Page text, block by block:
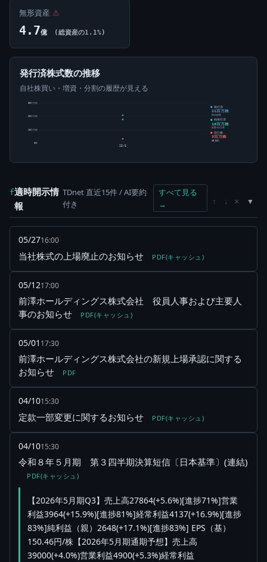
無形資産 ⚠
4.7億 (総資産の1.1%)
発行済株式数の推移
自社株買い・増資・分割の履歴が見える
0株
10百万株
20百万株
30百万株
25/5
発行済
21百万株
株式総数
純発行済
18百万株
総数-自己株
自己株
3百万株
15.34%
f適時開示情
報
TDnet 直近15件 / AI要約
付き
すべて見る
→
↑ ↓ ×
05/2716:00
当社株式の上場廃止のお知らせ PDF(キャッシュ)
05/1217:00
前澤ホールディングス株式会社 役員人事および主要人
事のお知らせ
PDF(キャッシュ)
05/01 17:30
前澤ホールディングス株式会社の新規上場承認に関する
お知らせ
PDF
04/1015:30
定款一部変更に関するお知らせ PDF(キャッシュ)
04/1015:30
令和８年５月期 第３四半期決算短信〔日本基準〕(連結)
PDF(キャッシュ)
【2026年5月期Q3】売上高27864(+5.6%)[進捗71%]営業
利益3964(+15.9%)[進捗81%]経常利益4137(+16.9%)[進捗
83%]純利益（親）2648(+17.1%)[進捗83%] EPS（基）
150.46円/株【2026年5月期通期予想】売上高
39000(+4.0%)営業利益4900(+5.3%)経常利益